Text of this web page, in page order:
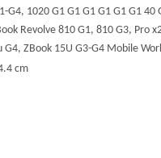
G4, 1020 G1 G1 G1 G1 G1 G1
Revolve 810 G1, 810 G3, Pro
G4, ZBook 15U G3-G4 Mobile
cm